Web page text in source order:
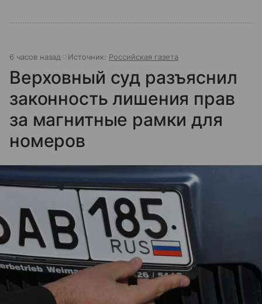
6 часов назад Источник: Российская газета
Верховный суд разъяснил
законность лишения прав
за магнитные рамки для
номеров